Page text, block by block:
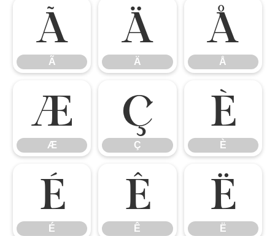
Ã
Ã
Ä
Ä
Å
Å
Æ
Æ
Ç
Ç
È
È
É
É
Ê
Ê
Ë
Ë